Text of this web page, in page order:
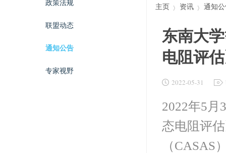
政策法规
联盟动态
通知公告
专家视野
主页 资讯 通知
东南大
电阻评
2022-05-31
2022年5月
态电阻评
（